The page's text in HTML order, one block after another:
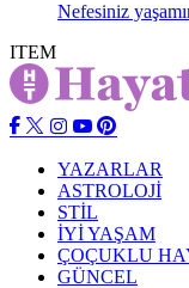
Nefesiniz
ITEM
YAZARLAR
ASTROLOJİ
STİL
İYİ YAŞAM
ÇOÇUKLU
GÜNCEL